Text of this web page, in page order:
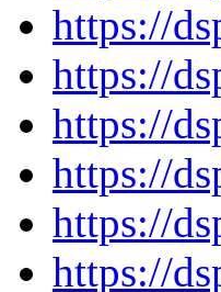
https://
https://
https://
https://
https://
https://